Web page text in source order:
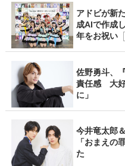
アドビが新
成AIで作成
年をお祝い
佐野勇斗、
責任感 大好
に」
今井竜太郎
「おまえの
た